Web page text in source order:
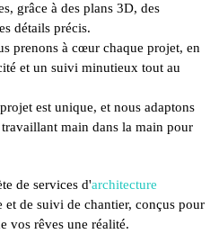
grâce à des plans 3D, des
détails précis.
prenons à cœur chaque projet, en
et un suivi minutieux tout au
est unique, et nous adaptons
main dans la main pour
de services d'architecture
de suivi de chantier, conçus pour
vos rêves une réalité.